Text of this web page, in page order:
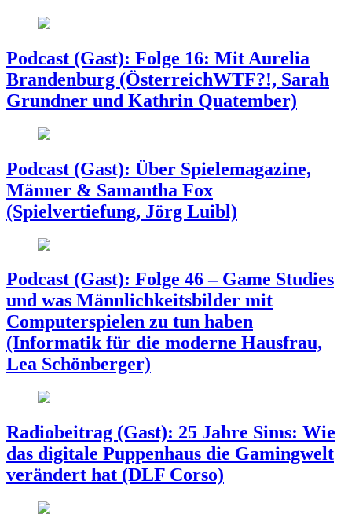
Podcast (Gast): Folge 16: Mit Aurelia
Brandenburg (ÖsterreichWTF?!, Sarah
Grundner und Kathrin Quatember)
Podcast (Gast): Über Spielemagazine,
Männer & Samantha Fox
(Spielvertiefung, Jörg Luibl)
Podcast (Gast): Folge 46 – Game Studies
und was Männlichkeitsbilder mit
Computerspielen zu tun haben
(Informatik für die moderne Hausfrau,
Lea Schönberger)
Radiobeitrag (Gast): 25 Jahre Sims: Wie
das digitale Puppenhaus die Gamingwelt
verändert hat (DLF Corso)